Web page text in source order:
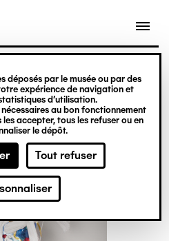
déposés par le musée ou par des
expérience de navigation et
d’utilisation.
au bon fonctionnement
accepter, tous les refuser ou en
le dépôt.
Tout refuser